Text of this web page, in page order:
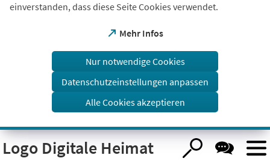
Visuelle
Assistenzsoftware
öffnen.
einverstanden, dass diese Seite Cookies verwendet.
Mehr Infos
(Öffnet
einem
Tab)
Nur notwendige Cookies
Datenschutzeinstellungen anpassen
Alle Cookies akzeptieren
Logo Digitale Heimat